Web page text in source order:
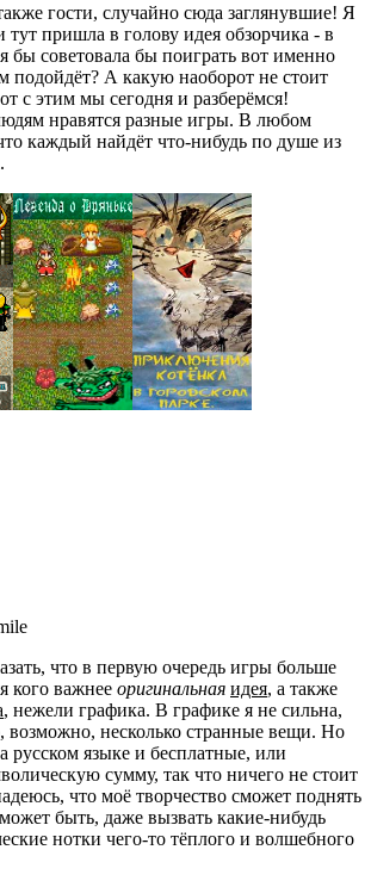
гости, случайно сюда заглянувшие! Я
тут пришла в голову идея обзорчика - в
бы советовала бы поиграть вот именно
подойдёт? А какую наоборот не стоит
с этим мы сегодня и разберёмся!
нравятся разные игры. В любом
каждый найдёт что-нибудь по душе из
что в первую очередь игры больше
кого важнее оригинальная идея, а также
, нежели графика. В графике я не сильна,
возможно, несколько странные вещи. Но
русском языке и бесплатные, или
сумму, так что ничего не стоит
что моё творчество сможет поднять
быть, даже вызвать какие-нибудь
нотки чего-то тёплого и волшебного